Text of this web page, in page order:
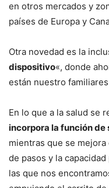
en otros mercados y
países de Europa y
Otra novedad es la
dispositivo«, donde
están nuestro
En lo que a la salud se
incorpora la función
mientras que se
de pasos y la
las que nos